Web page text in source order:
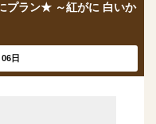
プラン★ ～紅がに 白いか
日